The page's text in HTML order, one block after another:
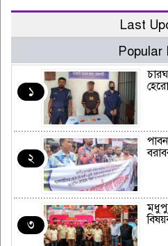
Last
Popular
১
২
৩